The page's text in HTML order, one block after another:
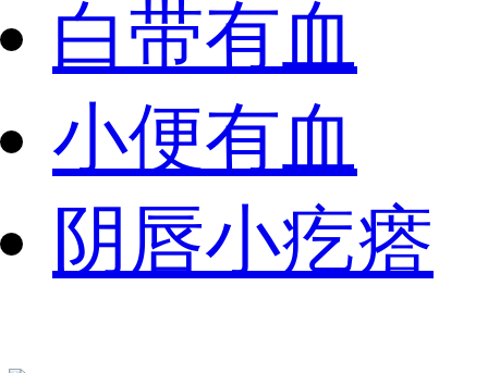
白带有血
小便有血
阴唇小疙瘩